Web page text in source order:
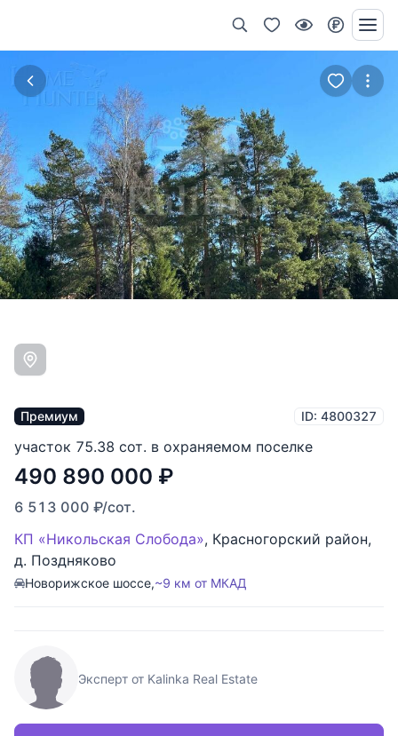
Премиум ID: 4800327
участок 75.38 сот. в охраняемом поселке
490 890 000 ₽
6 513 000 ₽/сот.
КП «Никольская Слобода», Красногорский район,
д. Поздняково
Новорижское шоссе,~9 км от МКАД
Эксперт от Kalinka Real Estate